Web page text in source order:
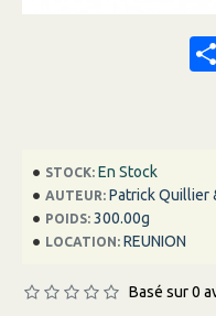
STOCK: En Stock
AUTEUR: Patrick Quillier
POIDS: 300.00g
LOCATION: REUNION
Basé sur 0